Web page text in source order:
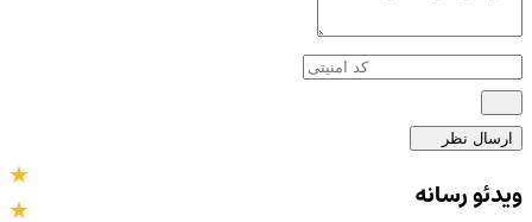
ارسال نظر
ویدئو رسانه